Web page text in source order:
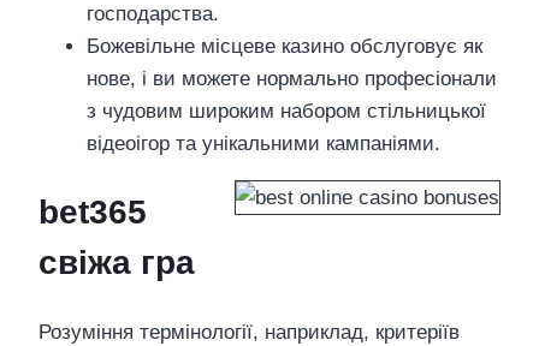
господарства.
Божевільне місцеве казино обслуговує як
нове, і ви можете нормально професіонали
з чудовим широким набором стільницької
відеоігор та унікальними кампаніями.
bet365
свіжа гра
Розуміння термінології, наприклад, критеріїв